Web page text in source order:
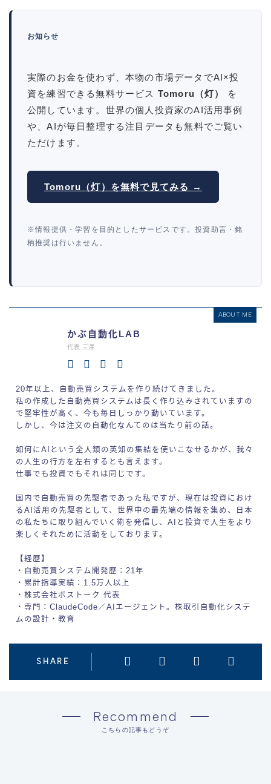
お知らせ
実際のお金を使わず、本物の市場データでAI×投
資を練習できる無料サービス Tomoru（灯）
を
公開しています。世界の個人投資家のAI活用事例
や、AIが毎日整理する注目データも無料でご覧い
ただけます。
Tomoru（灯）を無料で見てみる →
※情報提供・学習を目的としたサービスです。投資助言・銘
柄推奨は行いません。
ABOUT ME
かぶ自動化LAB
代表 三澤
20年以上、自動売買システムを作り続けてきました。
私の作成した自動売買システムは長く作り込みされていますの
で堅牢性が高く、今も毎日しっかり動いています。
しかし、今は注文の自動化なんてのは当たり前の話。
如何にAIという全人類の英知の集結を使いこなせるかが、我々
の人生の行方を左右するとも言えます。
仕事でも投資でもそれは同じです。
国内で自動売買の先駆者であった私ですが、現在は投資におけ
るAI活用の先駆者として、世界中の最先端の情報を集め、日本
の私たちに取り組んでいく術を発信し、AIと投資で人生をより
楽しくそれために活動をしております。
【経歴】
・自動売買システム開発歴：21年
・累計指導実績：1.5万人以上
・株式会社ボストーク 代表
・専門：ClaudeCode／AIエージェント。株取引自動化システ
ムの設計・教育
SHARE
Recommend
こちらの記事もどうぞ